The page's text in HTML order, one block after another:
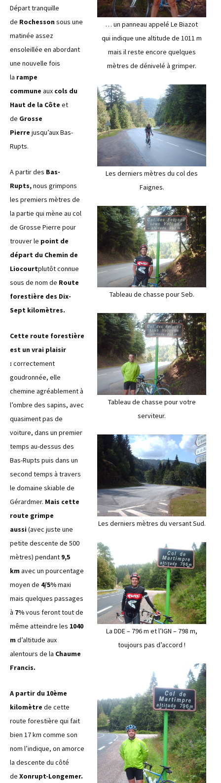
Départ tranquille
de Rochesson sous une
matinée assez
ensoleillée en abordant
une nouvelle fois
la rampe
commune aux cols du
Haut de la Côte et
de Grosse
Pierre jusqu’aux Bas-
Rupts.
A partir des Bas-
Rupts,nous grimpons
les premiers mètres de
la partie qui mène au col
de Grosse Pierre pour
trouver le point de
départ du Chemin de
Liocourtplutôt connue
sous de nom de Route
forestière des Dix-
Sept kilomètres.
Cette route forestière
est un vrai plaisir
: correctement
goudronnée, elle
chemine agréablement à
l’ombre des sapins, avec
quasiment pas de
voiture, dans un premier
temps au-dessus des
Bas-Rupts puis dans un
second temps à travers
le domaine skiable de
Gérardmer. Mais cette
route grimpe
aussi (avec juste une
petite descente de 500
mètres) pendant 9,5
km avec un pourcentage
moyen de 4/5%maxi
mais quelques passages
à 7%vous feront tout de
même atteindre les 1040
m d’altitude aux
alentours de la Chaume
Francis.
A partir du 10ème
kilomètre de cette
route forestière qui fait
bien 17 km comme son
nom l’indique, on amorce
la descente du côté
de Xonrupt-Longemer.
… un panneau appelé Le Biazot
qui indique une altitude de 1011 m
mais il reste encore quelques
mètres de dénivelé à grimper.
Les derniers mètres du col des
Faignes.
Tableau de chasse pour Seb.
Tableau de chasse pour votre
serviteur.
Les derniers mètres du versant Sud.
La DDE – 796 m et l’IGN – 798 m,
toujours pas d’accord !